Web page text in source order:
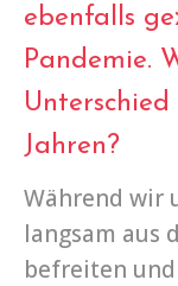
ebenfalls
Pandemie.
Unterschied
Jahren?
Während wir
langsam aus
befreiten